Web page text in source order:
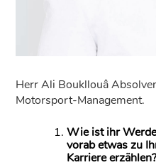
Herr Ali Boukllouâ
Motorsport-Management.
Wie ist ihr
vorab etwas zu
Karriere